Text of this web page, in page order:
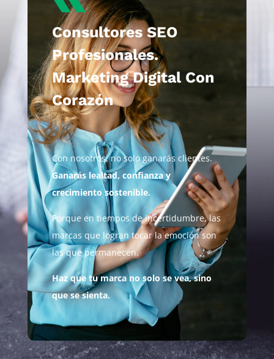
Consultores SEO
Profesionales.
Marketing Digital Con
Corazón
Con nosotros, no solo ganarás clientes.
Ganarás lealtad, confianza y
crecimiento sostenible.
Porque en tiempos de incertidumbre, las
marcas que logran tocar la emoción son
las que permanecen.
Haz que tu marca no solo se vea, sino
que se sienta.